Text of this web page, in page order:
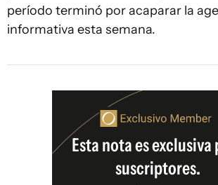
período terminó por acaparar la
informativa esta semana.
Esta nota es exclusiva
suscriptores.